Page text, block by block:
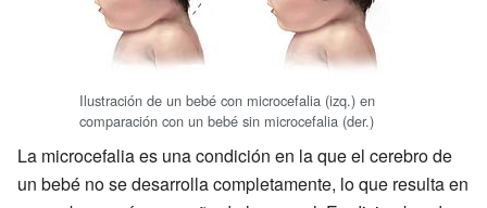
Ilustración de un bebé con microcefalia (izq.) en
comparación con un bebé sin microcefalia (der.)
La microcefalia es una condición en la que el cerebro de
un bebé no se desarrolla completamente, lo que resulta en